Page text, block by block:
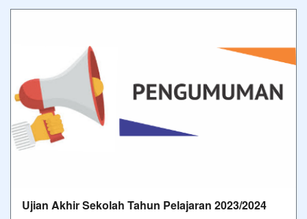
Ujian Akhir Sekolah Tahun Pelajaran 2023/2024